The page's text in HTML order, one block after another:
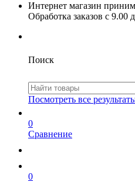
Интернет магазин
Обработка заказов с 9.00
Поиск
Посмотреть все
0
Сравнение
0